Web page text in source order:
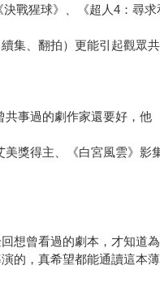
戰猩球》、《超人4：尋
集、翻拍）更能引起觀眾共
共事過的劇作家還要好，他
美獎得主、《白宮風雲》影
曾看過的劇本，才知道
的，真希望都能通讀這本